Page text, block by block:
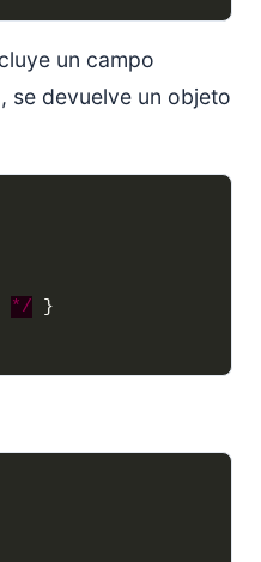
un campo
se devuelve un objeto
*/